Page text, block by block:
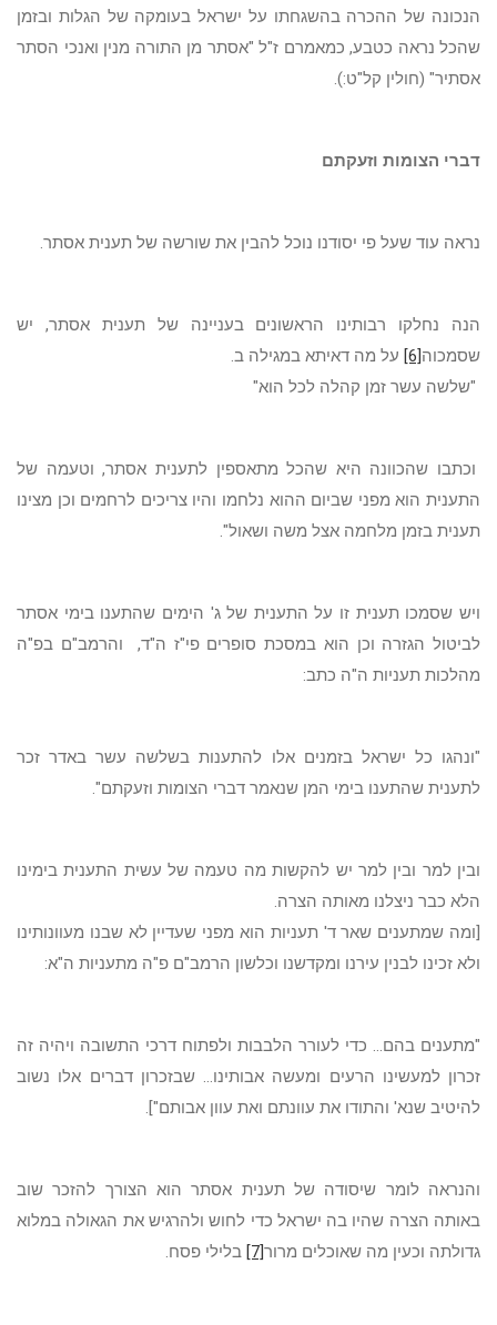
הנכונה של ההכרה בהשגחתו על ישראל בעומקה של הגלות ובזמן
שהכל נראה כטבע, כמאמרם ז"ל "אסתר מן התורה מנין ואנכי הסתר
אסתיר" (חולין קל"ט:).
דברי הצומות וזעקתם
נראה עוד שעל פי יסודנו נוכל להבין את שורשה של תענית אסתר.
הנה נחלקו רבותינו הראשונים בעניינה של תענית אסתר, יש
שסמכוה[6] על מה דאיתא במגילה ב.
"שלשה עשר זמן קהלה לכל הוא"
וכתבו שהכוונה היא שהכל מתאספין לתענית אסתר, וטעמה של
התענית הוא מפני שביום ההוא נלחמו והיו צריכים לרחמים וכן מצינו
תענית בזמן מלחמה אצל משה ושאול".
ויש שסמכו תענית זו על התענית של ג' הימים שהתענו בימי אסתר
לביטול הגזרה וכן הוא במסכת סופרים פי"ז ה"ד, והרמב"ם בפ"ה
מהלכות תעניות ה"ה כתב:
"ונהגו כל ישראל בזמנים אלו להתענות בשלשה עשר באדר זכר
לתענית שהתענו בימי המן שנאמר דברי הצומות וזעקתם".
ובין למר ובין למר יש להקשות מה טעמה של עשית התענית בימינו
הלא כבר ניצלנו מאותה הצרה.
[ומה שמתענים שאר ד' תעניות הוא מפני שעדיין לא שבנו מעוונותינו
ולא זכינו לבנין עירנו ומקדשנו וכלשון הרמב"ם פ"ה מתעניות ה"א:
"מתענים בהם... כדי לעורר הלבבות ולפתוח דרכי התשובה ויהיה זה
זכרון למעשינו הרעים ומעשה אבותינו... שבזכרון דברים אלו נשוב
להיטיב שנא' והתודו את עוונתם ואת עוון אבותם"].
והנראה לומר שיסודה של תענית אסתר הוא הצורך להזכר שוב
באותה הצרה שהיו בה ישראל כדי לחוש ולהרגיש את הגאולה במלוא
גדולתה וכעין מה שאוכלים מרור[7] בלילי פסח.